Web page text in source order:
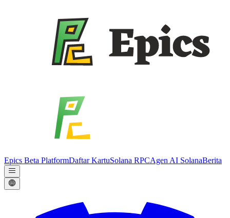
Epics Beta PlatformDaftar KartuSolana RPCAgen AI SolanaBerita